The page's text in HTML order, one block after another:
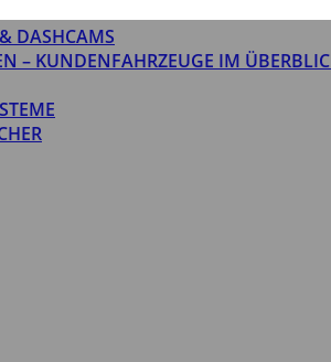
DASHCAMS
– KUNDENFAHRZEUGE IM